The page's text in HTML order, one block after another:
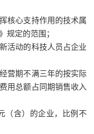
核心支持作用的技术属
规定的范围；
活动的科技人员占企业
营期不满三年的按实际
用总额占同期销售收入
（含）的企业，比例不